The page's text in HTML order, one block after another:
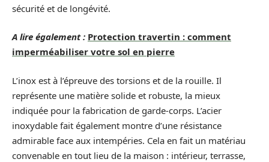
sécurité et de longévité.
A lire également : Protection travertin : comment
imperméabiliser votre sol en pierre
L’inox est à l’épreuve des torsions et de la rouille. Il
représente une matière solide et robuste, la mieux
indiquée pour la fabrication de garde-corps. L’acier
inoxydable fait également montre d’une résistance
admirable face aux intempéries. Cela en fait un matériau
convenable en tout lieu de la maison : intérieur, terrasse,